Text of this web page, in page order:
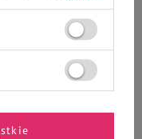
karma dla psa alergika
Noteci Premium Pure
w dziczyznę 400 g
32,15 zł / kg